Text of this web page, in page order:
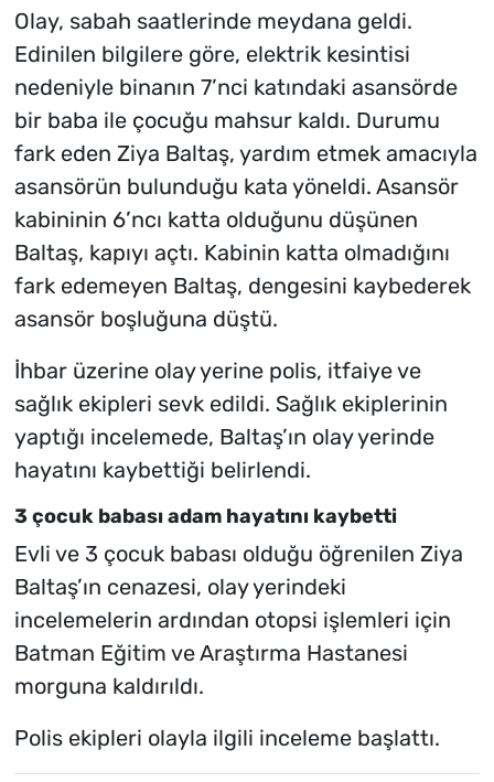
Olay, sabah saatlerinde meydana geldi.
Edinilen bilgilere göre, elektrik kesintisi
nedeniyle binanın 7’nci katındaki asansörde
bir baba ile çocuğu mahsur kaldı. Durumu
fark eden Ziya Baltaş, yardım etmek amacıyla
asansörün bulunduğu kata yöneldi. Asansör
kabininin 6’ncı katta olduğunu düşünen
Baltaş, kapıyı açtı. Kabinin katta olmadığını
fark edemeyen Baltaş, dengesini kaybederek
asansör boşluğuna düştü.
İhbar üzerine olay yerine polis, itfaiye ve
sağlık ekipleri sevk edildi. Sağlık ekiplerinin
yaptığı incelemede, Baltaş’ın olay yerinde
hayatını kaybettiği belirlendi.
3 çocuk babası adam hayatını kaybetti
Evli ve 3 çocuk babası olduğu öğrenilen Ziya
Baltaş’ın cenazesi, olay yerindeki
incelemelerin ardından otopsi işlemleri için
Batman Eğitim ve Araştırma Hastanesi
morguna kaldırıldı.
Polis ekipleri olayla ilgili inceleme başlattı.